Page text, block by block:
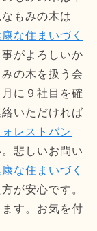
もみの木は
な住まいづく
がよろしいか
の木を扱う会
に９社目を確
いただければ
ォレストバン
悲しいお問い
な住まいづく
が安心です。
す。お気を付